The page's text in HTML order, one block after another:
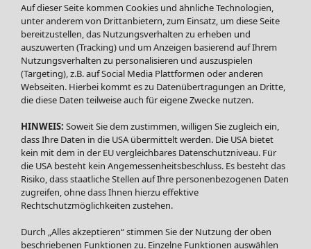
SALE Mode
Alle anzeigen
Kleider
Tuniken
Blusen
Pullover & Shirts
Strickjacken
Hosen
Röcke
Jacken & Mäntel
Leggings /Strumpfhosen
Schuhe
Auf dieser Seite kommen Cookies und ähnliche Technologien,
unter anderem von Drittanbietern, zum Einsatz, um diese Seite
bereitzustellen, das Nutzungsverhalten zu erheben und
auszuwerten (Tracking) und um Anzeigen basierend auf Ihrem
Nutzungsverhalten zu personalisieren und auszuspielen
(Targeting), z.B. auf Social Media Plattformen oder anderen
Webseiten. Hierbei kommt es zu Datenübertragungen an Dritte,
die diese Daten teilweise auch für eigene Zwecke nutzen.
HINWEIS: Soweit Sie dem zustimmen, willigen Sie zugleich ein,
dass Ihre Daten in die USA übermittelt werden. Die USA bietet
kein mit dem in der EU vergleichbares Datenschutzniveau. Für
die USA besteht kein Angemessenheitsbeschluss. Es besteht das
Risiko, dass staatliche Stellen auf Ihre personenbezogenen Daten
zugreifen, ohne dass Ihnen hierzu effektive
Rechtschutzmöglichkeiten zustehen.
Durch „Alles akzeptieren“ stimmen Sie der Nutzung der oben
beschriebenen Funktionen zu. Einzelne Funktionen auswählen